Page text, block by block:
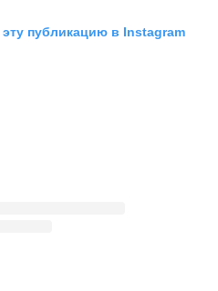
публикацию в Instagram